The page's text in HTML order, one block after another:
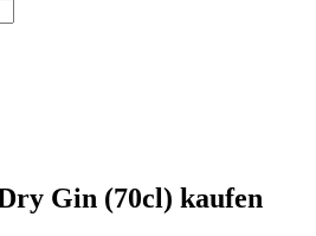
Gin (70cl) kaufen